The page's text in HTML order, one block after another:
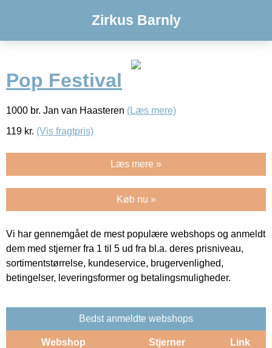
Zirkus Barnly
Pop Festival
1000 br. Jan van Haasteren (Læs mere)
119 kr. (Vis fragtpris)
Læs mere »
Køb nu »
Vi har gennemgået de mest populære webshops og anmeldt
dem med stjerner fra 1 til 5 ud fra bl.a. deres prisniveau,
sortimentstørrelse, kundeservice, brugervenlighed,
betingelser, leveringsformer og betalingsmuligheder.
Bedst anmeldte webshops
Webshop Stjerner Link